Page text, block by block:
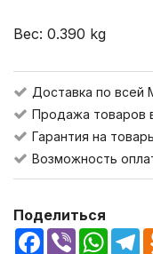
Вес: 0.390 kg
Доставка по всей
Продажа товаров
Гарантия на
Возможность
Поделиться
Facebook
Viber